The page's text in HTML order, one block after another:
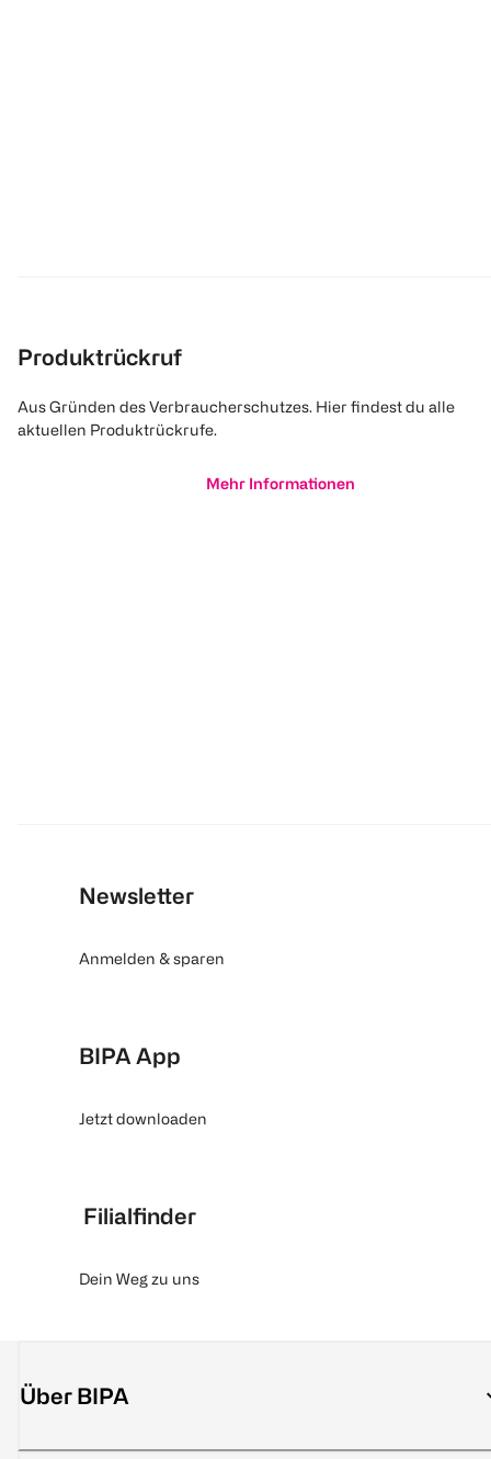
Produktrückruf
Aus Gründen des Verbraucherschutzes. Hier findest du alle
aktuellen Produktrückrufe.
Mehr Informationen
Newsletter
Anmelden & sparen
BIPA App
Jetzt downloaden
Filialfinder
Dein Weg zu uns
Über BIPA